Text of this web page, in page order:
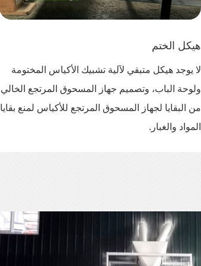
هيكل الختم
لا يوجد هيكل متبقي لآلية تشبيك الأكياس المختومة
ولوحة الباب، وتصميم جهاز المسحوق المرتجع الخالي
من البقايا لجهاز المسحوق المرتجع للأكياس لمنع بقايا
المواد والغبار.